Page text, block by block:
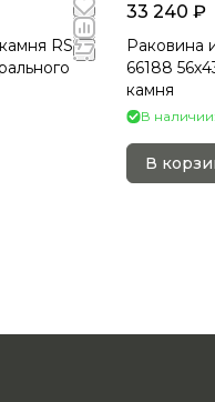
RS-
33 240 ₽
Раковина
66188
камня
В наличии:
В